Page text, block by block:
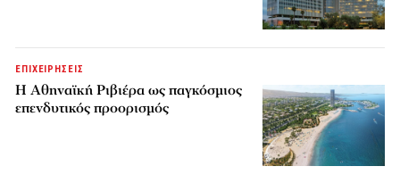
ΕΠΙΧΕΙΡΗΣΕΙΣ
Η Αθηναϊκή Ριβιέρα ως παγκόσμιος
επενδυτικός προορισμός